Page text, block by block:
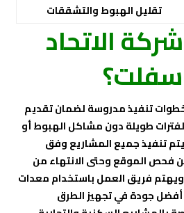
تقليل الهبوط والتشققات
الاتحاد
تنفيذ مدروسة لضمان تقديم
طويلة دون مشاكل الهبوط أو
تنفيذ جميع المشاريع وفق
فحص الموقع وحتى الانتهاء من
فريق العمل باستخدام معدات
جودة في تجهيز الطرق